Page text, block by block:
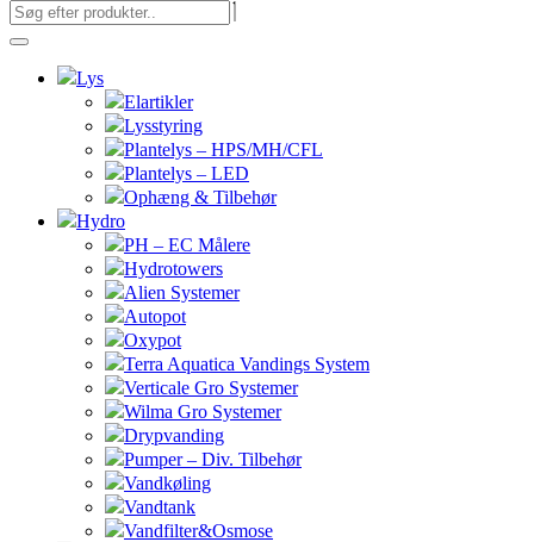
Lys
Elartikler
Lysstyring
Plantelys – HPS/MH/CFL
Plantelys – LED
Ophæng & Tilbehør
Hydro
PH – EC Målere
Hydrotowers
Alien Systemer
Autopot
Oxypot
Terra Aquatica Vandings System
Verticale Gro Systemer
Wilma Gro Systemer
Drypvanding
Pumper – Div. Tilbehør
Vandkøling
Vandtank
Vandfilter&Osmose